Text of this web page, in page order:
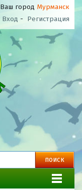
Ваш город Мурманск
Вход - Регистрация